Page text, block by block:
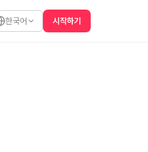
한국어 시작하기